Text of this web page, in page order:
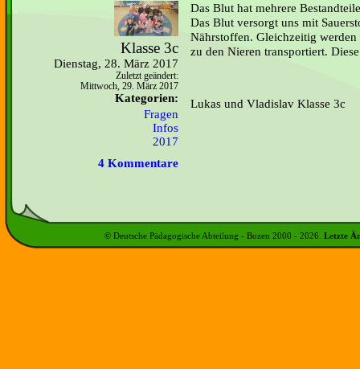
Klasse 3c
Dienstag, 28. März 2017
Zuletzt geändert:
Mittwoch, 29. März 2017
Kategorien:
Fragen
Infos
2017
4 Kommentare
Das Blut hat mehrere
Das Blut versorgt uns mit
Nährstoffen. Gleichzeitig
zu den Nieren transportiert.
Lukas und Vladislav Klasse 3c
© Deutsche Pädagogische Abteilung - Bozen 2000 - 2026 Letzte